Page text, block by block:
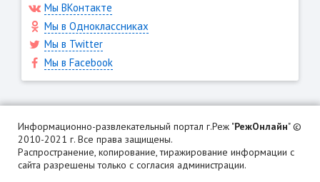
Мы ВКонтакте
Мы в Одноклассниках
Мы в Twitter
Мы в Facebook
Информационно-развлекательный портал г.Реж "РежОнлайн" ©
2010-2021 г. Все права защищены.
Распространение, копирование, тиражирование информации с
сайта разрешены только с согласия администрации.